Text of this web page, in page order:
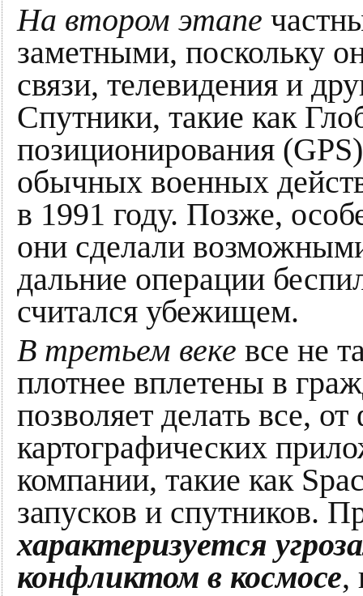
На втором этапе
заметными, поскольку
связи, телевидения и
Спутники, такие как
позиционирования
обычных военных
в 1991 году. Позже,
они сделали
дальние операции
считался убежищем.
В третьем веке все не
плотнее вплетены в
позволяет делать все,
картографических
компании, такие как
запусков и спутников.
характеризуется
конфликтом в космосе,